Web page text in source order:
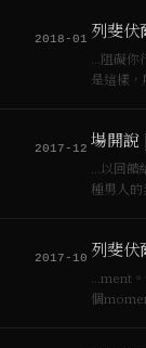
在剝削
2018-01 列斐伏
…阻礙你
是這樣
級，動
2017-12 場開說
…以回饋
種男人
關係，
2017-10
…ment。
個moment。 moment哪時候才會更容易出